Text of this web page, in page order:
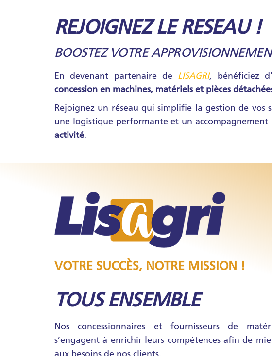
REJOIGNEZ LE RESEAU !
BOOSTEZ VOTRE
En devenant partenaire de LISAGRI, bénéficiez
concession en machines, matériels et pièces
Rejoignez un réseau qui simplifie la gestion de vos
une logistique performante et un accompagnement
activité.
VOTRE SUCCÈS, NOTRE MISSION !
TOUS ENSEMBLE
Nos concessionnaires et fournisseurs de
s’engagent à enrichir leurs compétences afin de
aux besoins de nos clients.